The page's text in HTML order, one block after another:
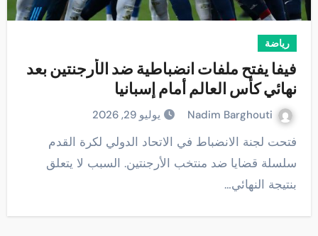
رياضة
فيفا يفتح ملفات انضباطية ضد الأرجنتين بعد
نهائي كأس العالم أمام إسبانيا
Nadim Barghouti يوليو 29, 2026
فتحت لجنة الانضباط في الاتحاد الدولي لكرة القدم
سلسلة قضايا ضد منتخب الأرجنتين. السبب لا يتعلق
بنتيجة النهائي…